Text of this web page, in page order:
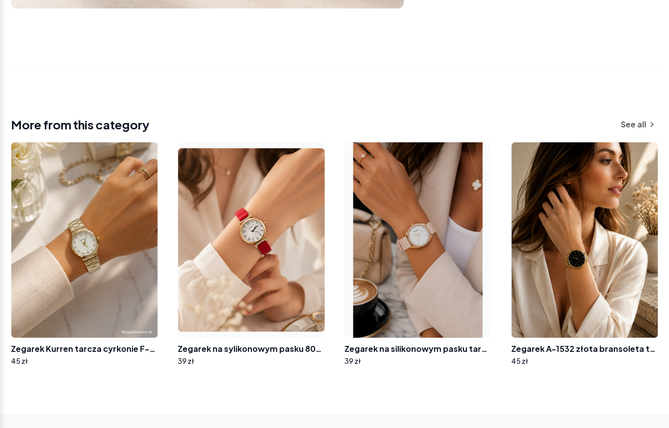
More from this category See all
Zegarek Kurren tarcza cyrkonie F-7721
45 zł
Zegarek na sylikonowym pasku 8004 tarcza cyferki cyrkonie
39 zł
Zegarek na silikonowym pasku tarcza z cyrkoniami 8012
39 zł
Zegarek A-1532 złota bransoleta tarcza wskazówki
45 zł